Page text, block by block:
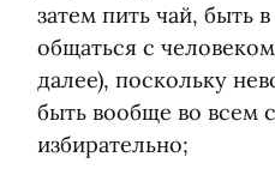
затем пить чай, быть
общаться с
далее), поскольку
быть вообще во всем
избирательно;